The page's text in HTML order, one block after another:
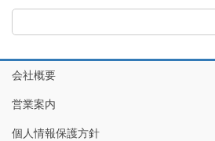
ナ
ビ
ゲ
ー
シ
ョ
ペ
ペ
ペ
会社概要
営業案内
個人情報保護方針